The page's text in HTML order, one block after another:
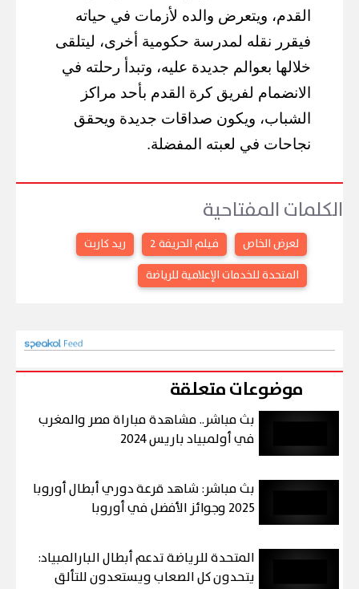
القدم، ويتعرض والده لأزمات في حياته
فيقرر نقله لمدرسة حكومية أخرى، ليتلقى
خلالها بعوالم جديدة عليه، وتبدأ رحلته في
الانضمام لفريق كرة القدم بأحد مراكز
الشباب، ويكون صداقات جديدة ويحقق
نجاحات في لعبته المفضلة.
الكلمات المفتاحية
لعرض الخاص فيلم الحريفة 2
ريد كاربت
المتحدة للخدمات الإعلامية للرياضة
موضوعات متعلقة
بث مباشر.. مشاهدة مباراة مصر والمغرب
في أولمبياد باريس 2024
بث مباشر: شاهد قرعة دوري أبطال أوروبا
2025 وجوائز الأفضل في أوروبا
المتحدة للرياضة تدعم أبطال البارالمبياد:
يتحدون كل الصعاب ويستعدون للتألق